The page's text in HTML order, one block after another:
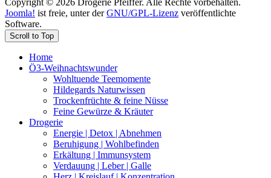
Joomla! ist freie, unter derGNU/GPL-Lizenz veröffentlichte
Software.
Scroll to Top
Home
Ö3-Weihnachtswunder
Wohltuende Teemomente
Hildegards Naturwissen
Trockenfrüchte & feine Nüsse
Feine Gewürze & Kräuter
Drogerie
Energie | Detox | Abnehmen
Beruhigung | Wohlbefinden
Erkältung | Immunsystem
Verdauung | Leber | Galle